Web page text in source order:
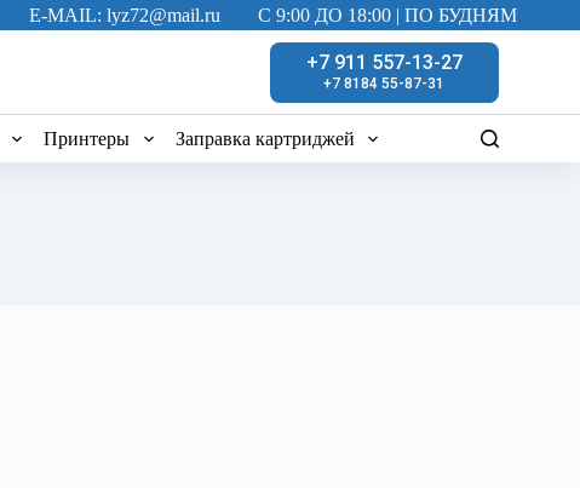
E-MAIL: lyz72@mail.ru C 9:00 ДО 18:00 | ПО БУДНЯМ
+7 911 557-13-27
+7 8184 55-87-31
Принтеры Заправка картриджей